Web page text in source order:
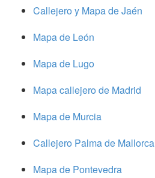
Callejero y Mapa de Jaén
Mapa de León
Mapa de Lugo
Mapa callejero de Madrid
Mapa de Murcia
Callejero Palma de Mallorca
Mapa de Pontevedra